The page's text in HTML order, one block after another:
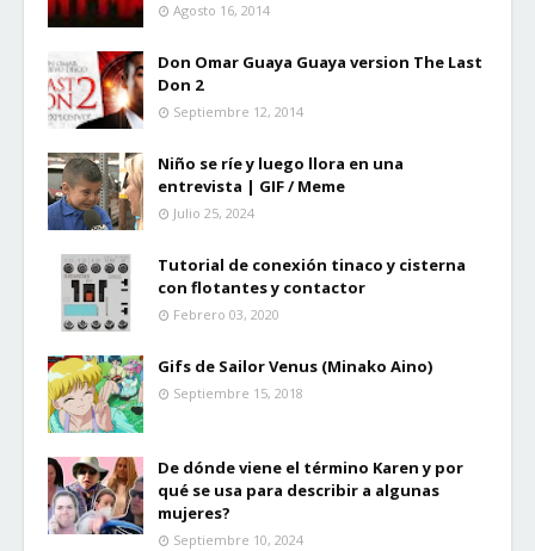
Agosto 16, 2014
Don Omar Guaya Guaya version The Last
Don 2
Septiembre 12, 2014
Niño se ríe y luego llora en una
entrevista | GIF / Meme
Julio 25, 2024
Tutorial de conexión tinaco y cisterna
con flotantes y contactor
Febrero 03, 2020
Gifs de Sailor Venus (Minako Aino)
Septiembre 15, 2018
De dónde viene el término Karen y por
qué se usa para describir a algunas
mujeres?
Septiembre 10, 2024